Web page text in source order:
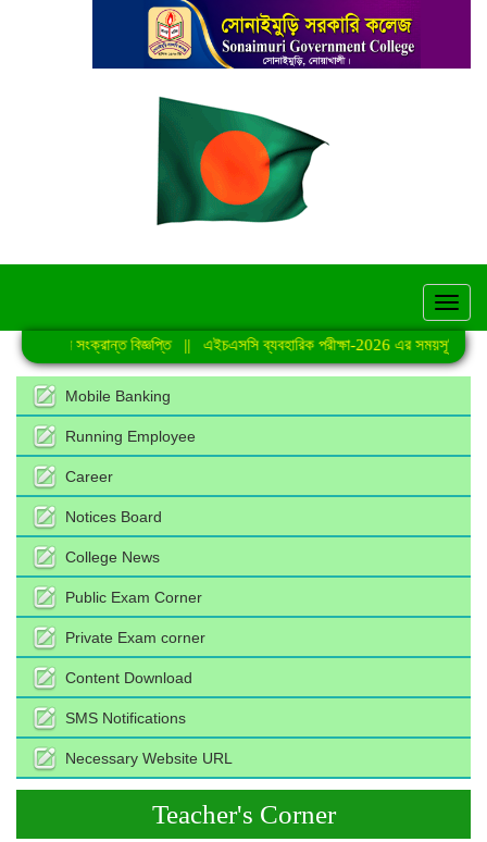
কার্যক্রমে সংক্রান্ত বিজ্ঞপ্তি|| এইচএসসি ব্যবহারিক পরীক্ষা-2026 এর সময়সূচি||
Mobile Banking
Running Employee
Career
Notices Board
College News
Public Exam Corner
Private Exam corner
Content Download
SMS Notifications
Necessary Website URL
Teacher's Corner